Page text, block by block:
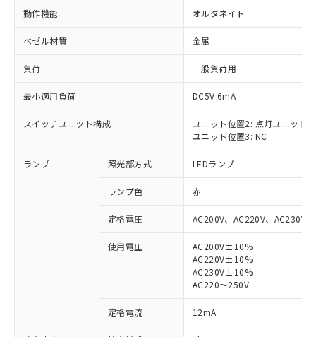
動作機能 オルタネイト
ベゼル材質 金属
負荷 一般負荷用
最小適用負荷 DC5V 6mA
スイッチユニット構成
ユニット位置2: 点灯ユニット
ユニット位置3: NC
ランプ 照光部方式 LEDランプ
ランプ色 赤
定格電圧 AC200V、AC220V、AC230V
使用電圧
AC200V±10%
AC220V±10%
AC230V±10%
AC220～250V
定格電流 12mA
対応済み：EU RoHS指令（10物質）の
非含有に対応した製品が提供可能な商品で